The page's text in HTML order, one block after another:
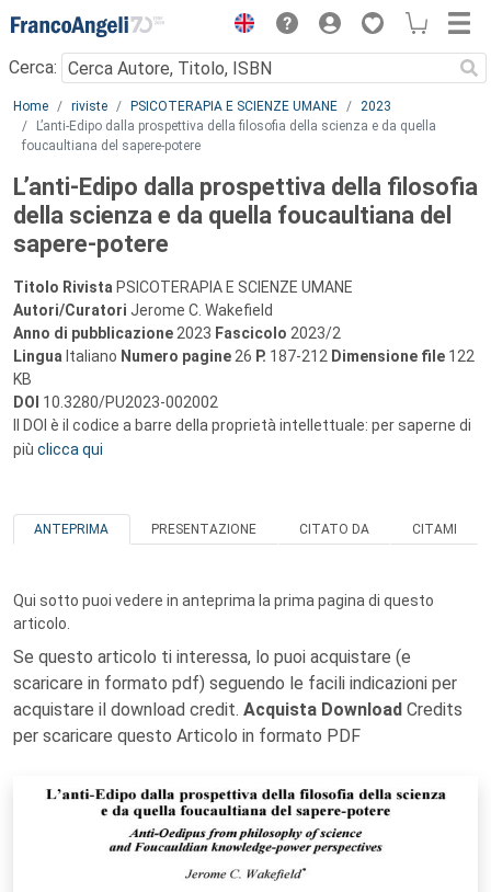
Menu
Cerca:
Main content
Home riviste PSICOTERAPIA E SCIENZE UMANE
2023
L’anti-Edipo dalla prospettiva della filosofia della scienza e da quella
foucaultiana del sapere-potere
L’anti-Edipo dalla prospettiva della filosofia
della scienza e da quella foucaultiana del
sapere-potere
Titolo Rivista PSICOTERAPIA E SCIENZE UMANE
Autori/Curatori Jerome C. Wakefield
Anno di pubblicazione 2023 Fascicolo 2023/2
Lingua Italiano Numero pagine 26 P. 187-212 Dimensione file 122
KB
DOI 10.3280/PU2023-002002
Il DOI è il codice a barre della proprietà intellettuale: per saperne di
più clicca qui
ANTEPRIMA PRESENTAZIONE CITATO DA CITAMI
Qui sotto puoi vedere in anteprima la prima pagina di questo
articolo.
Se questo articolo ti interessa, lo puoi acquistare (e
scaricare in formato pdf) seguendo le facili indicazioni per
acquistare il download credit. Acquista Download Credits
per scaricare questo Articolo in formato PDF